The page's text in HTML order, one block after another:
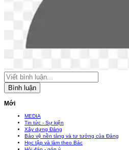
Bình luận
Mới
MEDIA
Tin tức - Sự kiện
Xây dựng Đảng
Bảo vệ nền tảng và tư tưởng của Đảng
Học tập và làm theo Bác